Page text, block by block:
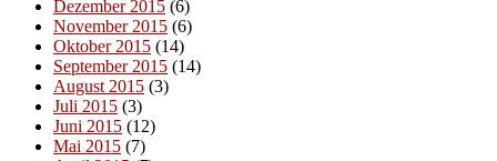
Dezember 2015 (6)
November 2015 (6)
Oktober 2015 (14)
September 2015 (14)
August 2015 (3)
Juli 2015 (3)
Juni 2015 (12)
Mai 2015 (7)